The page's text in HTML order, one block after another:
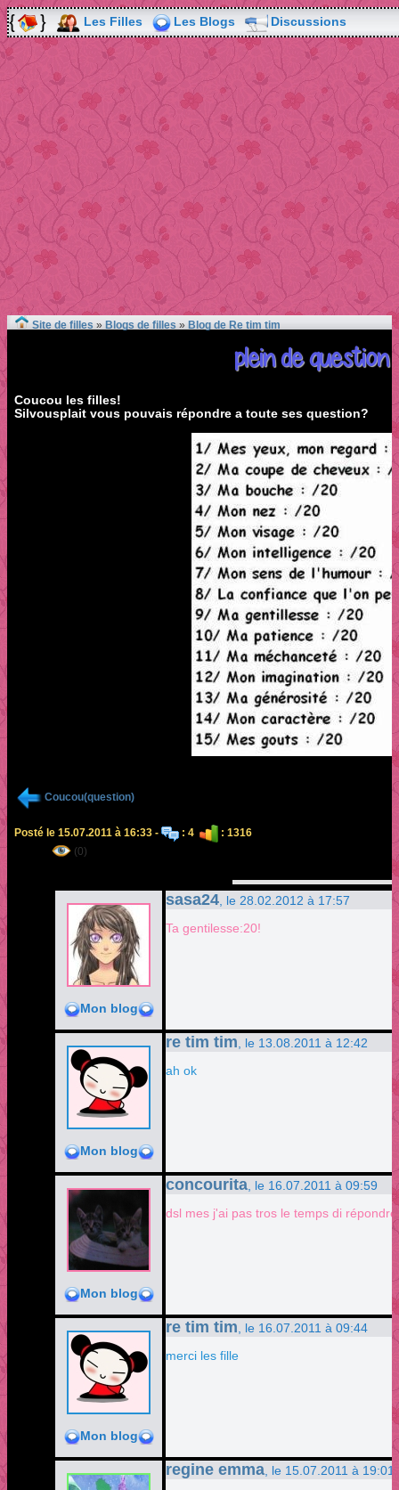
Les Filles Les Blogs Discussions
Site de filles » Blogs de filles » Blog de Re tim tim
plein de
Coucou les filles!
Silvousplait vous pouvais répondre a toute ses question?
Coucou(question)
Posté le 15.07.2011 à 16:33 - : 4
: 1316
(0)
Mon blog
sasa24 , le 28.02.2012 à 17:57
Ta gentilesse:20!
Mon blog
re tim tim , le 13.08.2011 à 12:42
ah ok
Mon blog
concourita , le 16.07.2011 à 09:59
dsl mes j'ai pas tros le temps di répondre
Mon blog
re tim tim , le 16.07.2011 à 09:44
merci les fille
regine emma , le 15.07.2011 à 19:01